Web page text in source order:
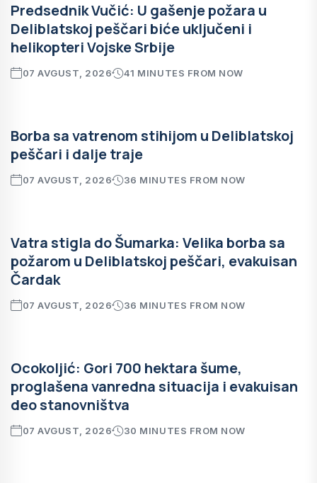
Predsednik Vučić: U gašenje požara u
Deliblatskoj peščari biće uključeni i
helikopteri Vojske Srbije
07 AVGUST, 2026 41 MINUTES FROM NOW
Borba sa vatrenom stihijom u Deliblatskoj
peščari i dalje traje
07 AVGUST, 2026 36 MINUTES FROM NOW
Vatra stigla do Šumarka: Velika borba sa
požarom u Deliblatskoj peščari, evakuisan
Čardak
07 AVGUST, 2026 36 MINUTES FROM NOW
Ocokoljić: Gori 700 hektara šume,
proglašena vanredna situacija i evakuisan
deo stanovništva
07 AVGUST, 2026 30 MINUTES FROM NOW